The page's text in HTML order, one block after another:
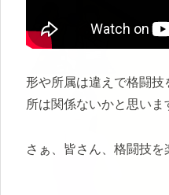
形や所属は違えで格闘
所は関係ないかと思いま
さぁ、皆さん、格闘技を